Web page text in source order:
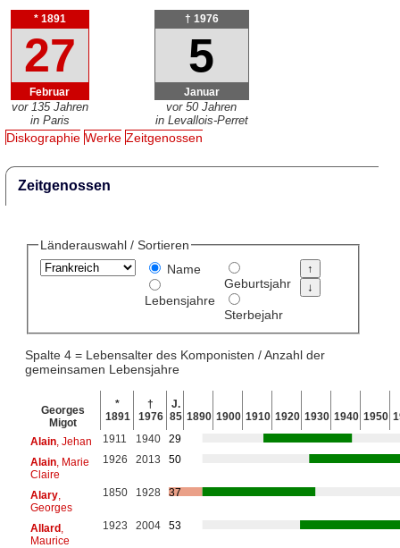
* 1891
27
Februar
vor 135 Jahren
in Paris
† 1976
5
Januar
vor 50 Jahren
in Levallois-Perret
Diskographie Werke Zeitgenossen
Zeitgenossen
Länderauswahl / Sortieren
Name
Lebensjahre
Geburtsjahr
Sterbejahr
Spalte 4 = Lebensalter des Komponisten / Anzahl der
gemeinsamen Lebensjahre
Georges
Migot
*
1891
†
1976
J.
85 1890 1900 1910 1920 1930 1940 1950
Alain, Jehan 1911 1940
29
Alain, Marie
Claire
1926 2013 50
Alary,
Georges
1850 1928 37
Allard,
Maurice
1923 2004 53